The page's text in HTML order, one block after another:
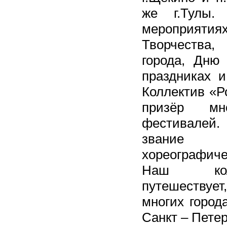
же
города, Дню
праздниках
Коллектив
призёр
звание
Наш
многих
Санкт –